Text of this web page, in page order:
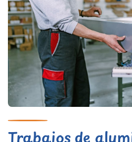
Trabajos de